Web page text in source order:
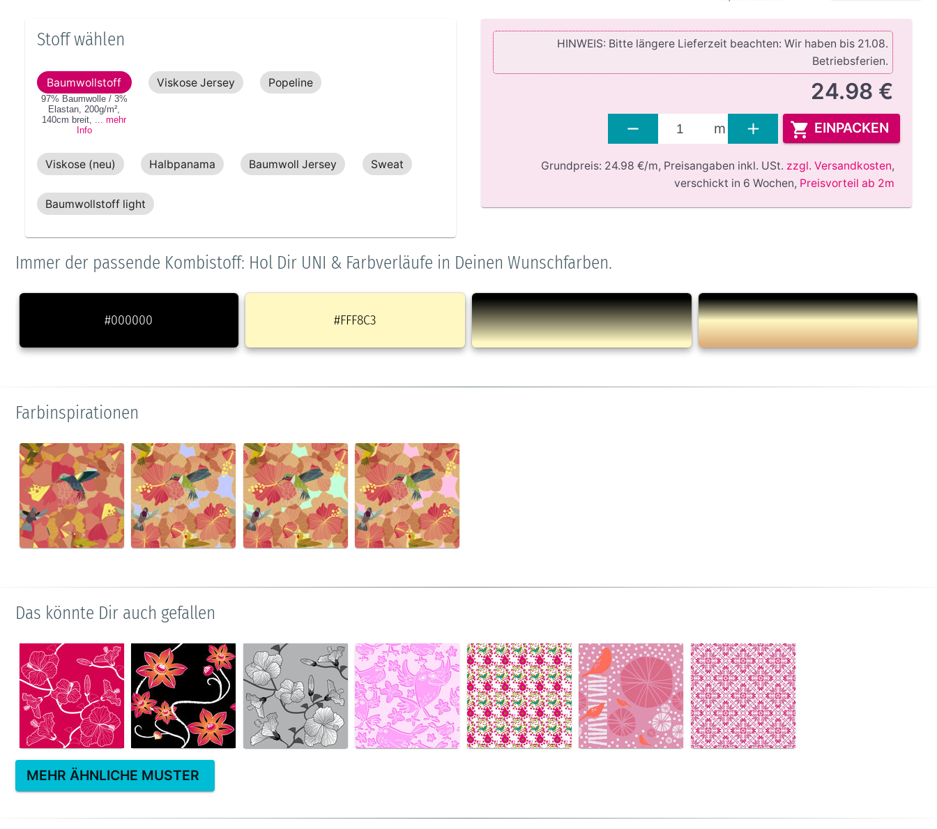
Stoff wählen
Baumwollstoff
97% Baumwolle / 3%
Elastan,200g/m²,
140cm breit, ... mehr
Info
Viskose Jersey Popeline
Viskose (neu) Halbpanama Baumwoll Jersey Sweat
Baumwollstoff light
HINWEIS: Bitte längere Lieferzeit beachten: Wir haben bis 21.08.
Betriebsferien.
24.98 €
m EINPACKEN
Grundpreis: 24.98 €/m, Preisangaben inkl. USt. zzgl. Versandkosten,
verschickt in 6 Wochen, Preisvorteil ab 2m
Immer der passende Kombistoff: Hol Dir UNI & Farbverläufe in Deinen Wunschfarben.
#000000 #FFF8C3
Farbinspirationen
Das könnte Dir auch gefallen
MEHR ÄHNLICHE MUSTER